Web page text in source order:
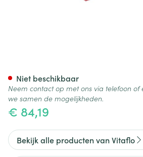
€ 84,19
Niet beschikbaar
Neem contact op met ons via telefoon
we samen de mogelijkheden.
Bekijk alle producten van Vitaflo